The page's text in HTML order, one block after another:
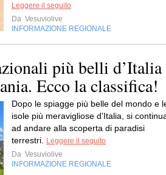
Leggere il seguito
Da Vesuviolive
INFORMAZIONE REGIONALE
più belli d’Italia
Ecco la classifica!
Dopo le spiagge più belle del mondo e
isole più meravigliose d’Italia, si
ad andare alla scoperta di paradisi
terrestri.
Leggere il seguito
Da Vesuviolive
INFORMAZIONE REGIONALE